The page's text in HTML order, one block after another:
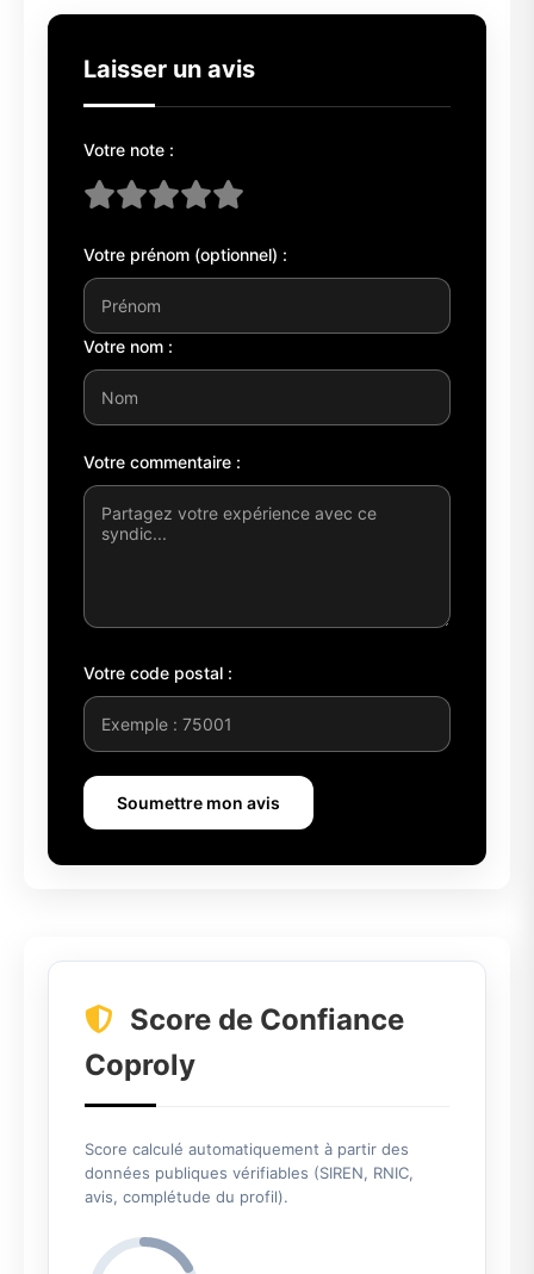
Laisser un avis
Votre note :
Votre prénom (optionnel) :
Votre nom :
Votre commentaire :
Votre code postal :
Soumettre mon avis
Score de Confiance
Coproly
Score calculé automatiquement à partir des
données publiques vérifiables (SIREN, RNIC,
avis, complétude du profil).